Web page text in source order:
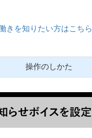
きを知りたい方はこちら
操作のしかた